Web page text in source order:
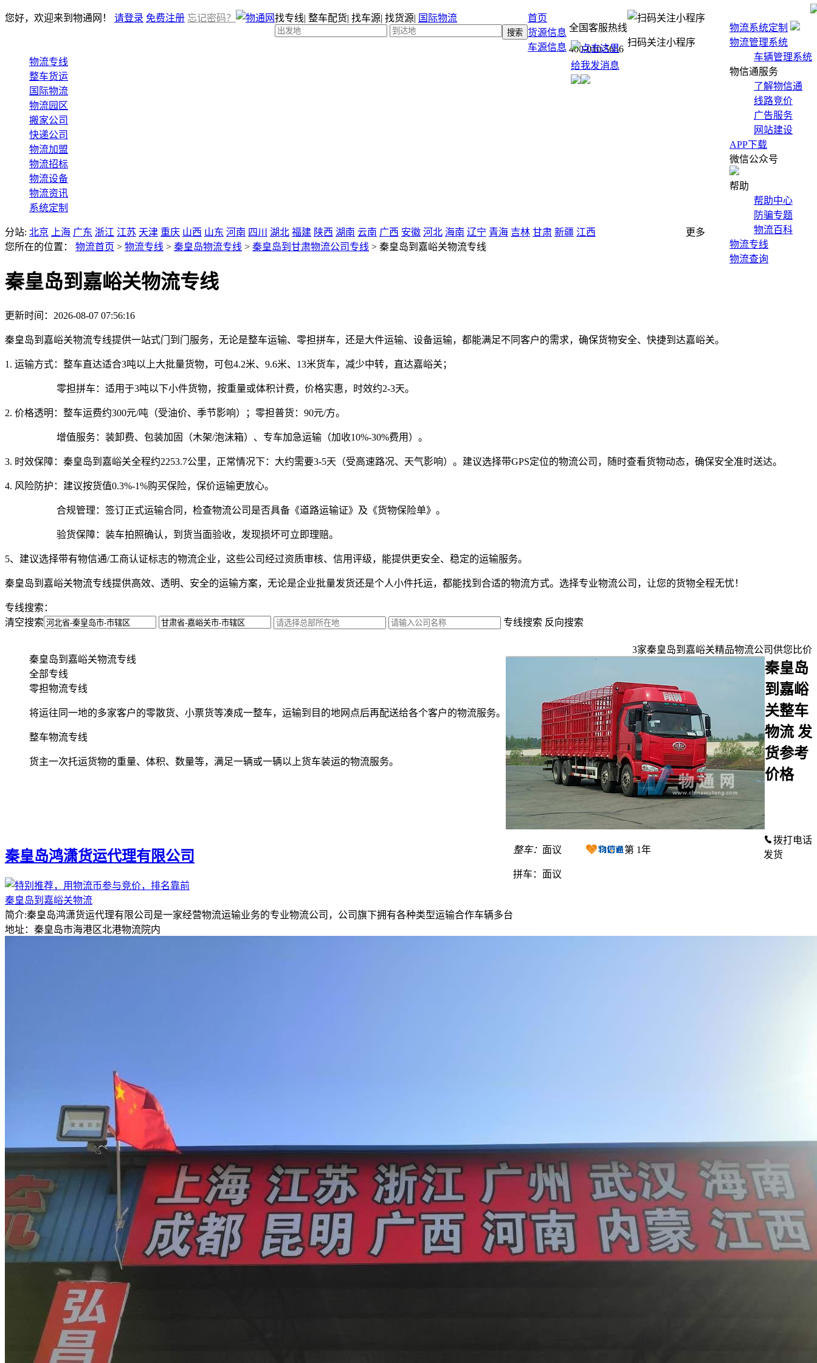
您好，欢迎来到物通网！ 请登录 免费注册 忘记密码？
物流系统定制
物流管理系统
车辆管理系统
物信通服务
了解物信通
线路竞价
广告服务
网站建设
APP下载
微信公众号
帮助
帮助中心
防骗专题
物流百科
物流专线
物流查询
找专线| 整车配货| 找车源| 找货源| 国际物流
全国客服热线
400-010-5656
扫码关注小程序
首页
货源信息
车源信息
物流专线
整车货运
国际物流
物流园区
搬家公司
快递公司
物流加盟
物流招标
物流设备
物流资讯
系统定制
分站: 北京 上海 广东 浙江 江苏 天津 重庆 山西 山东 河南 四川 湖北 福建 陕西 湖南 云南 广西 安徽 河北 海南 辽宁 青海 吉林 甘肃 新疆 江西
更多
您所在的位置：
物流首页 > 物流专线 > 秦皇岛物流专线 > 秦皇岛到甘肃物流公司专线 > 秦皇岛到嘉峪关物流专线
秦皇岛到嘉峪关物流专线
更新时间：2026-08-07 07:56:16
秦皇岛到嘉峪关物流专线提供一站式门到门服务，无论是整车运输、零担拼车，还是大件运输、设备运输，都能满足不同客户的需求，确保货物安全、快捷到达嘉峪关。
1. 运输方式： 整车直达适合3吨以上大批量货物，可包4.2米、9.6米、13米货车，减少中转，直达嘉峪关；
零担拼车：适用于3吨以下小件货物，按重量或体积计费，价格实惠，时效约2-3天。
2. 价格透明： 整车运费约300元/吨（受油价、季节影响）；零担普货：90元/方。
增值服务：装卸费、包装加固（木架/泡沫箱）、专车加急运输（加收10%-30%费用）。
3. 时效保障： 秦皇岛到嘉峪关全程约2253.7公里，正常情况下：大约需要3-5天（受高速路况、天气影响）。建议选择带GPS定位的物流公司，随时查看货物动态，确保安全准时送达。
4. 风险防护： 建议按货值0.3%-1%购买保险，保价运输更放心。
合规管理：签订正式运输合同，检查物流公司是否具备《道路运输证》及《货物保险单》。
验货保障：装车拍照确认，到货当面验收，发现损坏可立即理赔。
5、建议选择带有物信通/工商认证标志的物流企业，这些公司经过资质审核、信用评级，能提供更安全、稳定的运输服务。
秦皇岛到嘉峪关物流专线提供高效、透明、安全的运输方案，无论是企业批量发货还是个人小件托运，都能找到合适的物流方式。选择专业物流公司，让您的货物全程无忧！
专线搜索：
专线搜索 反向搜索
清空搜索
秦皇岛到嘉峪关物流专线
全部专线
零担物流专线
将运往同一地的多家客户的零散货、小票货等凑成一整车，运输到目的地网点后再配送给各个客户的物流服务。
整车物流专线
货主一次托运货物的重量、体积、数量等，满足一辆或一辆以上货车装运的物流服务。
3家秦皇岛到嘉峪关精品物流公司供您比价
秦皇岛鸿潇货运代理有限公司
秦皇岛到嘉峪关物流
简介:秦皇岛鸿潇货运代理有限公司是一家经营物流运输业务的专业物流公司，公司旗下拥有各种类型运输合作车辆多台
地址：秦皇岛市海港区北港物流院内
整车： 面议
拼车： 面议
第 1年
拨打电话
发货
秦皇岛
到嘉峪
关整车
物流 发
货参考
价格